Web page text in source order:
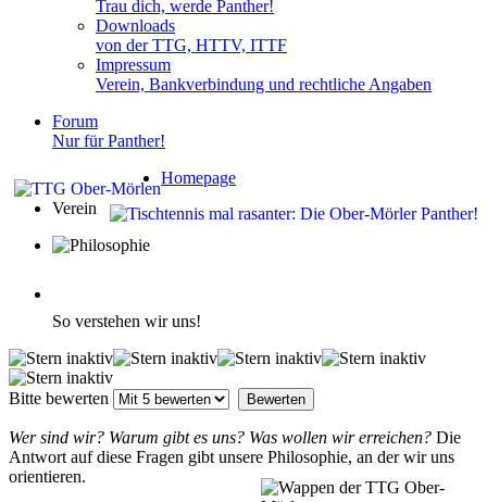
Trau dich, werde Panther!
Downloads
von der TTG, HTTV, ITTF
Impressum
Verein, Bankverbindung und rechtliche Angaben
Forum
Nur für Panther!
Homepage
Verein
So verstehen wir uns!
Bitte bewerten
Wer sind wir? Warum gibt es uns? Was wollen wir erreichen? Die
Antwort auf diese Fragen gibt unsere Philosophie, an der wir uns
orientieren.